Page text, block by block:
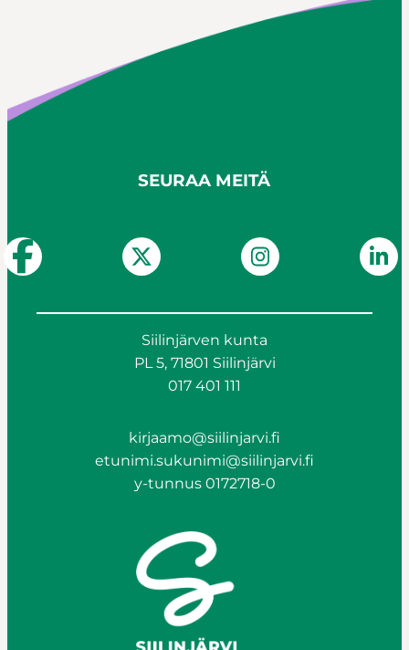
SEURAA MEITÄ
Siilinjärven kunta
PL 5, 71801 Siilinjärvi
017 401 111
kirjaamo@siilinjarvi.fi
etunimi.sukunimi@siilinjarvi.fi
y-tunnus 0172718-0